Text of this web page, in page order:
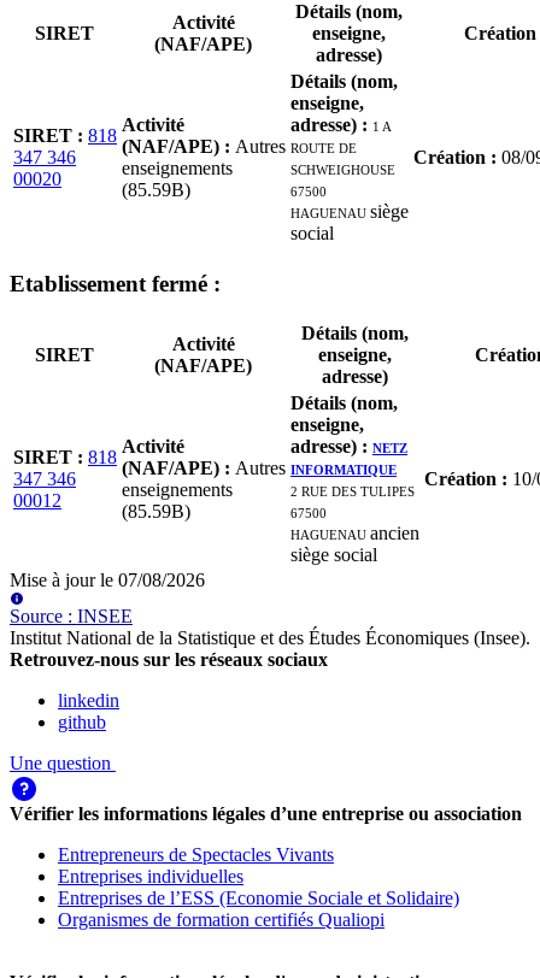
SIRET
Activité
(NAF/APE)
Détails (nom,
enseigne,
adresse)
Création
SIRET : 818
347 346
00020
Activité
(NAF/APE) : Autres
enseignements
(85.59B)
Détails (nom,
enseigne,
adresse) : 1 A
ROUTE DE
SCHWEIGHOUSE
67500
HAGUENAUsiège
social
Création : 08/
Etablissement fermé :
SIRET
Activité
(NAF/APE)
Détails (nom,
enseigne,
adresse)
SIRET : 818
347 346
00012
Activité
(NAF/APE) : Autres
enseignements
(85.59B)
Détails (nom,
enseigne,
adresse) : NETZ
INFORMATIQUE
2 RUE DES TULIPES
67500
HAGUENAUancien
siège social
Création :
Mise à jour le 07/08/2026
Source : INSEE
Institut National de la Statistique et des Études Économiques (Insee).
Retrouvez-nous sur les réseaux sociaux
linkedin
github
Une question
Vérifier les informations légales d’une entreprise ou association
Entrepreneurs de Spectacles Vivants
Entreprises individuelles
Entreprises de l’ESS (Economie Sociale et Solidaire)
Organismes de formation certifiés Qualiopi